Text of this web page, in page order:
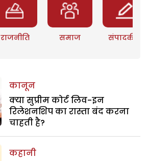
राजनीति समाज संपादकीय
कानून
क्या सुप्रीम कोर्ट लिव-इन
रिलेशनशिप का रास्ता बंद करना
चाहती है?
कहानी